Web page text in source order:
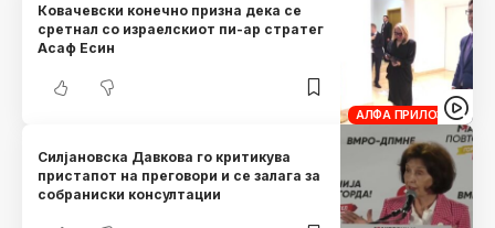
АЛФА ПРИЛОЗИ
Ковачевски конечно призна дека се
сретнал со израелскиот пи-ар стратег
Aсаф Eсин
Силјановска Давкова го критикува
пристапот на преговори и се залага за
собраниски консултации